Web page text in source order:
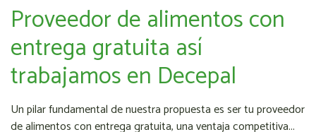
Proveedor de alimentos con
entrega gratuita así
trabajamos en Decepal
Un pilar fundamental de nuestra propuesta es ser tu proveedor
de alimentos con entrega gratuita, una ventaja competitiva...